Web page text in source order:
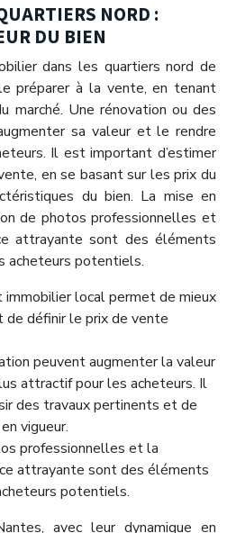
NORD :
DU BIEN
dans les quartiers nord de
préparer à la vente, en tenant
marché. Une rénovation ou des
sa valeur et le rendre
Il est important d’estimer
en se basant sur les prix du
du bien. La mise en
de photos professionnelles et
attrayante sont des éléments
acheteurs potentiels.
immobilier local permet de mieux
de définir le prix de vente
peuvent augmenter la valeur
attractif pour les acheteurs. Il
des travaux pertinents et de
vigueur.
professionnelles et la
attrayante sont des éléments
potentiels.
avec leur dynamique en